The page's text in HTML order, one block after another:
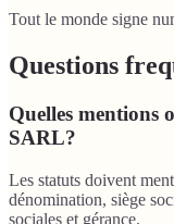
Tout le monde signe
Questions
Quelles mentions
SARL?
Les statuts doivent
dénomination, siège
sociales et gérance.